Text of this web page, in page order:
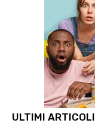
ULTIMI ARTICOLI